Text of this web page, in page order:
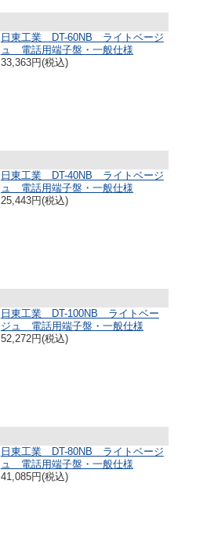
日東工業 DT-60NB ライトベージ
ュ 電話用端子盤・一般仕様
33,363円(税込)
日東工業 DT-40NB ライトベージ
ュ 電話用端子盤・一般仕様
25,443円(税込)
日東工業 DT-100NB ライトベー
ジュ 電話用端子盤・一般仕様
52,272円(税込)
日東工業 DT-80NB ライトベージ
ュ 電話用端子盤・一般仕様
41,085円(税込)